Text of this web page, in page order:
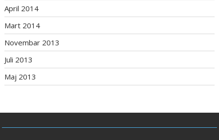
April 2014
Mart 2014
Novembar 2013
Juli 2013
Maj 2013